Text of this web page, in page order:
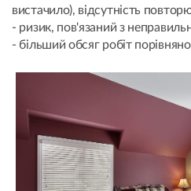
вистачило), відсутність
- ризик, пов'язаний з
- більший обсяг робіт